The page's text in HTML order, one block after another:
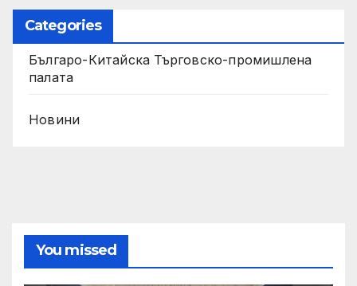
Categories
Българо-Китайска Търговско-промишлена
палaта
Новини
You missed